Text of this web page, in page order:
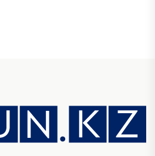
инвестициялық және
14,3 трлн теңгеге жетті